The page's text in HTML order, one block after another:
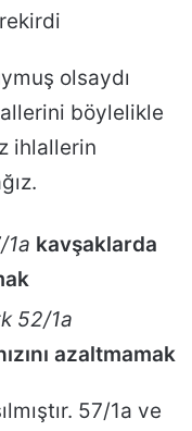
olsaydı
böylelikle
ihlallerin
1a kavşaklarda
52/1a
azaltmamak
57/1a ve